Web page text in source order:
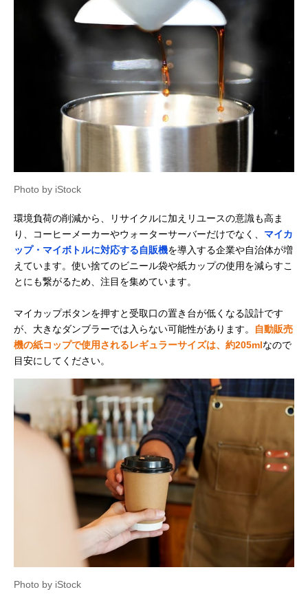
Photo by iStock
環境負荷の削減から、リサイクルに加えリユースの意識も高ま
り、コーヒーメーカーやウォーターサーバーだけでなく、 マイカ
ップ・マイボトルに対応する自販機を導入する企業や自治体が増
えています。使い捨てのビニール袋や紙カップの使用を減らすこ
とにも繋がるため、注目を集めています。
マイカップボタンを押すと受取口の置き台が低くなる設計です
が、大きなダンブラーでは入らない可能性があります。
自動販売
機の紙コップで使用されるレギュラーサイズは、約205mlなので
目安にしてください。
Photo by iStock